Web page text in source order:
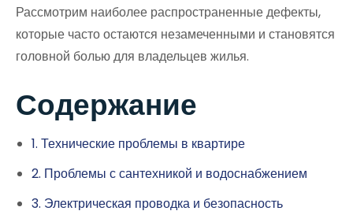
Рассмотрим наиболее распространенные дефекты,
которые часто остаются незамеченными и становятся
головной болью для владельцев жилья.
Содержание
1. Технические проблемы в квартире
2. Проблемы с сантехникой и водоснабжением
3. Электрическая проводка и безопасность